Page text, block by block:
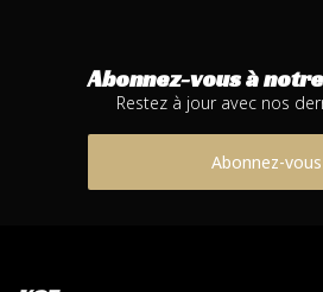
Abonnez-vous à
Restez à jour avec nos
Abonnez-vous